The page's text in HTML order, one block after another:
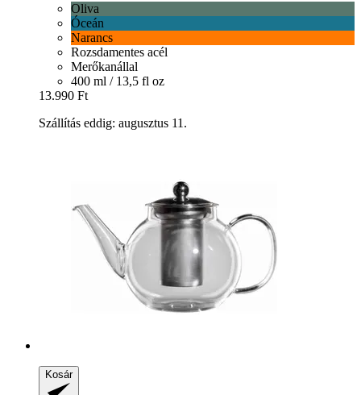
Oliva
Óceán
Narancs
Rozsdamentes acél
Merőkanállal
400 ml / 13,5 fl oz
13.990 Ft
Szállítás eddig: augusztus 11.
Kosár